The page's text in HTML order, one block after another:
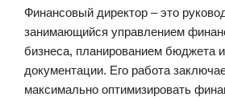
Финансовый директор – это
занимающийся управлением
бизнеса, планированием бюджета
документации. Его работа
максимально оптимизировать